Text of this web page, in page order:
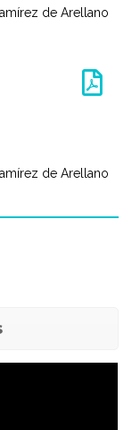
de Arellano
de Arellano